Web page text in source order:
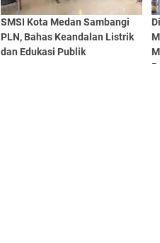
SMSI Kota Medan Sambangi
PLN, Bahas Keandalan Listrik
dan Edukasi Publik